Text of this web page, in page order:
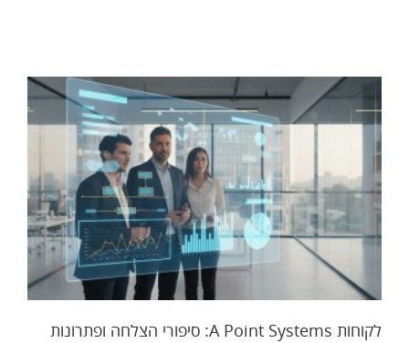
לקוחות A Point Systems: סיפורי הצלחה ופתרונות